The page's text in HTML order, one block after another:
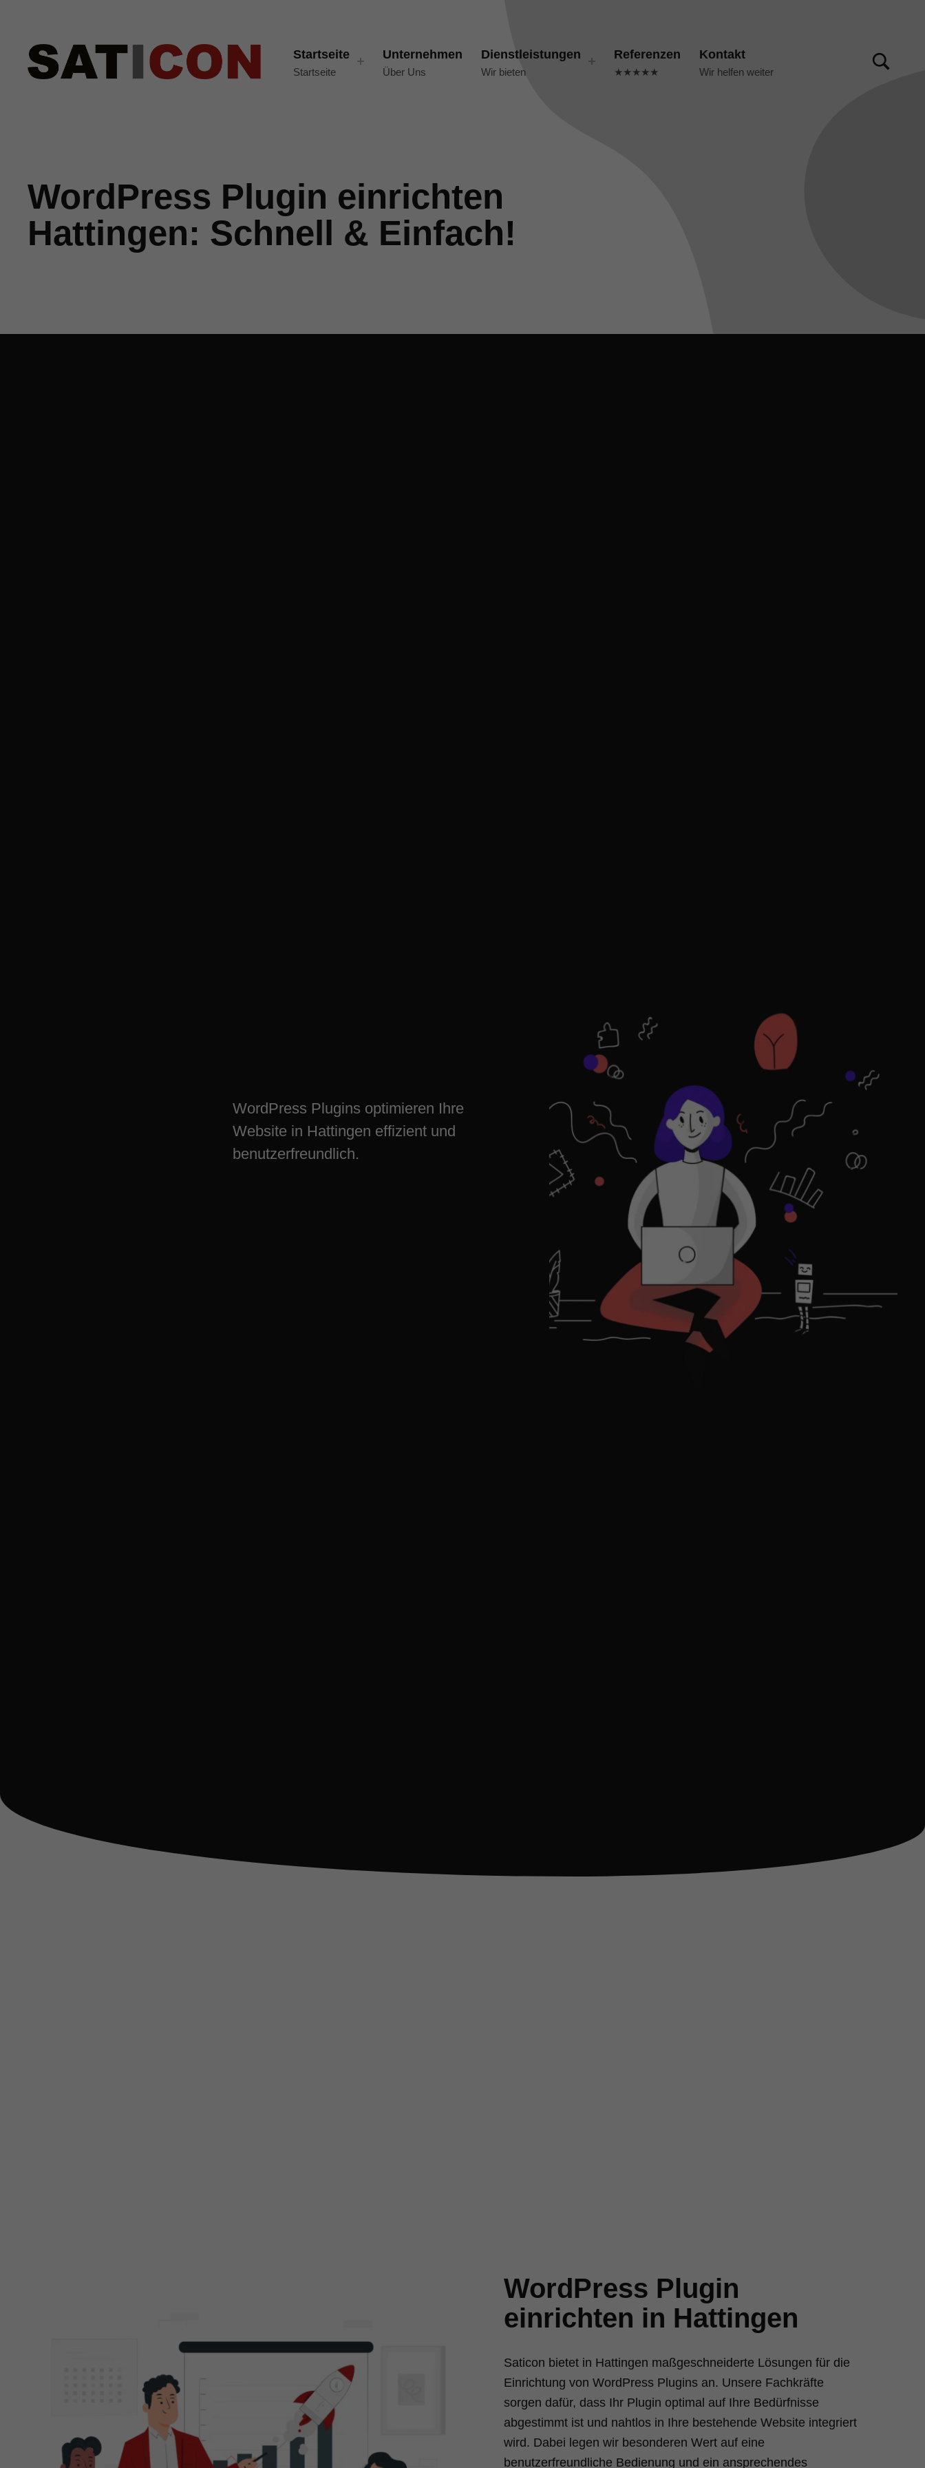
Startseite
Startseite
Unternehmen
Über Uns
Dienstleistungen
Wir bieten
Referenzen
★★★★★
Kontakt
Wir helfen weiter
WordPress Plugin einrichten
Hattingen: Schnell & Einfach!
WordPress Plugins optimieren Ihre
Website in Hattingen effizient und
benutzerfreundlich.
WordPress Plugin
einrichten in Hattingen
Saticon bietet in Hattingen maßgeschneiderte Lösungen für die
Einrichtung von WordPress Plugins an. Unsere Fachkräfte
sorgen dafür, dass Ihr Plugin optimal auf Ihre Bedürfnisse
abgestimmt ist und nahtlos in Ihre bestehende Website integriert
wird. Dabei legen wir besonderen Wert auf eine
benutzerfreundliche Bedienung und ein ansprechendes